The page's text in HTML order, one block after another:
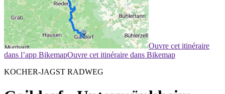
Ouvre cet itinéraire
dans l’app BikemapOuvre cet itinéraire dans Bikemap
KOCHER-JAGST RADWEG